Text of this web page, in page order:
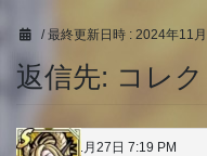
/ 最終更新日時 : 2024年11
返信先: コレク
2024年11月27日 7:19 PM